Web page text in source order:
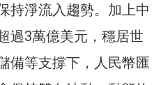
持淨流入趨勢。加上中
過3萬億美元，穩居世
備等支撐下，人民幣匯